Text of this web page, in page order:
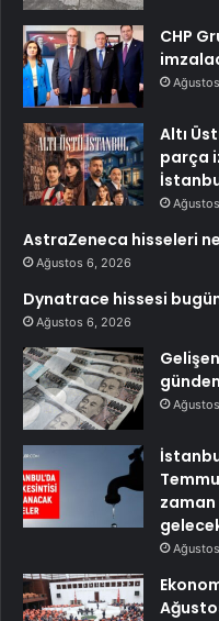
CHP
Altı
parça
AstraZeneca hisseleri
Ağustos 6, 2026
Dynatrace hissesi
Ağustos 6, 2026